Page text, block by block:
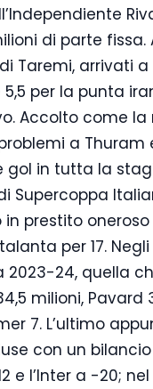
di parte fissa.
Taremi, arrivati
per la punta
Accolto come
a Thuram
gol in tutta la
Supercoppa
prestito
per 17.
2023-24, quella
milioni, Pavard
7. L’ultimo
con un
e l’Inter a -20;